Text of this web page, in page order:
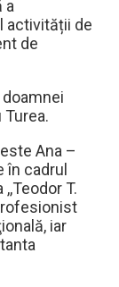
a
activității de
de
Ana –
în cadrul
T.
iar